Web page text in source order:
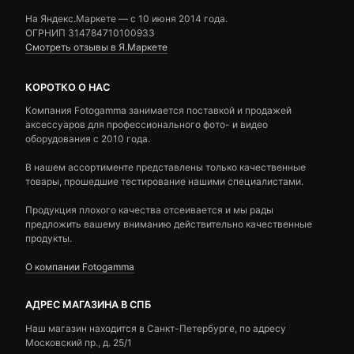
На Яндекс.Маркете — c 10 июня 2014 года.
ОГРНИП 314784710100933
Смотреть отзывы в Я.Маркете
КОРОТКО О НАС
Компания Fotogamma занимается поставкой и продажей
аксессуаров для профессионального фото- и видео
оборудования с 2010 года.
В нашем ассортименте представлены только качественные
товары, прошедшие тестирование нашими специалистами.
Продукция плохого качества отсеивается и мы рады
предложить вашему вниманию действительно качественные
продукты.
О компании Fotogamma
АДРЕС МАГАЗИНА В СПБ
Наш магазин находится в Санкт-Петербурге, по адресу
Московский пр., д. 25/1